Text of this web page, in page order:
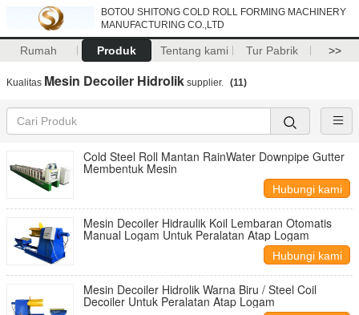
BOTOU SHITONG COLD ROLL FORMING MACHINERY
MANUFACTURING CO.,LTD
Rumah Produk Tentang kami Tur Pabrik >>
Kualitas Mesin Decoiler Hidrolik supplier. (11)
Cold Steel Roll Mantan RainWater Downpipe Gutter
Membentuk Mesin
Hubungi kami
Mesin Decoiler Hidraulik Koil Lembaran Otomatis
Manual Logam Untuk Peralatan Atap Logam
Hubungi kami
Mesin Decoiler Hidrolik Warna Biru / Steel Coil
Decoiler Untuk Peralatan Atap Logam